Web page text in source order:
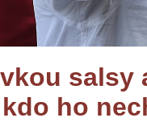
salsy
ho